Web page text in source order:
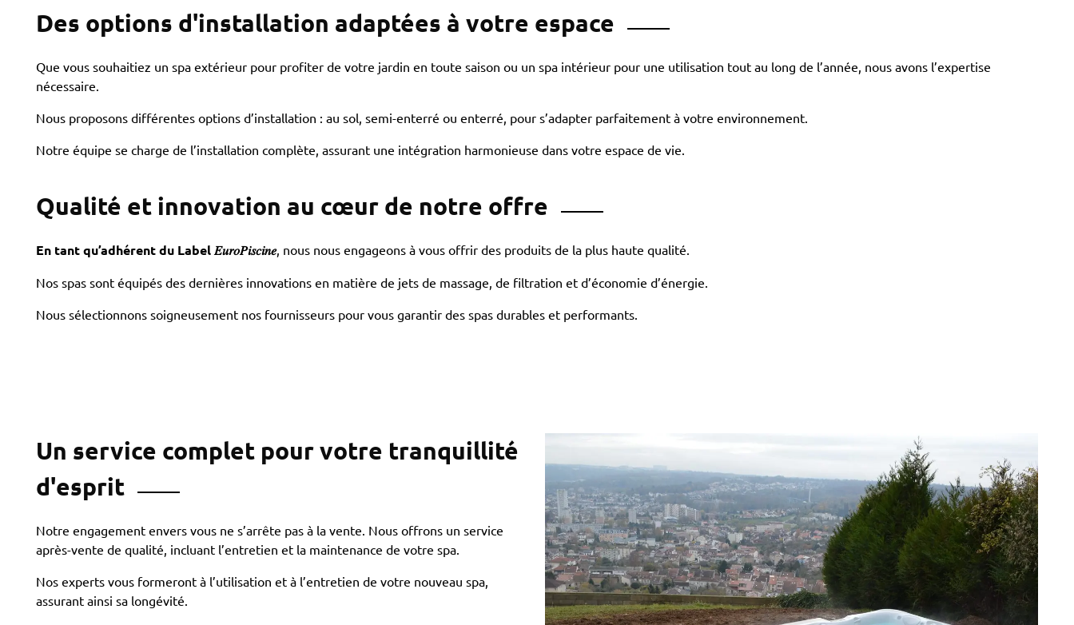
Des options d'installation adaptées à votre espace
Que vous souhaitiez un spa extérieur pour profiter de votre jardin en toute saison ou un spa intérieur pour une utilisation tout au long de l’année, nous avons l’expertise
nécessaire.
Nous proposons différentes options d’installation : au sol, semi-enterré ou enterré, pour s’adapter parfaitement à votre environnement.
Notre équipe se charge de l’installation complète, assurant une intégration harmonieuse dans votre espace de vie.
Qualité et innovation au cœur de notre offre
En tant qu’adhérent du Label 𝐸𝑢𝑟𝑜𝑃𝑖𝑠𝑐𝑖𝑛𝑒, nous nous engageons à vous offrir des produits de la plus haute qualité.
Nos spas sont équipés des dernières innovations en matière de jets de massage, de filtration et d’économie d’énergie.
Nous sélectionnons soigneusement nos fournisseurs pour vous garantir des spas durables et performants.
Un service complet pour votre tranquillité
d'esprit
Notre engagement envers vous ne s’arrête pas à la vente. Nous offrons un service
après-vente de qualité, incluant l’entretien et la maintenance de votre spa.
Nos experts vous formeront à l’utilisation et à l’entretien de votre nouveau spa,
assurant ainsi sa longévité.